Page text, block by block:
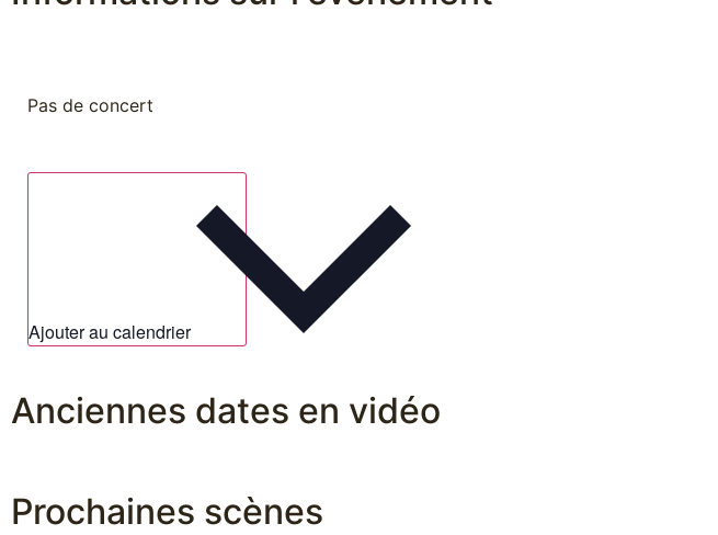
Pas de concert
Ajouter au calendrier
Anciennes dates en vidéo
Prochaines scènes